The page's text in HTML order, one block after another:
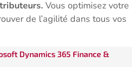
Vous optimisez votre
de l’agilité dans tous vos
Dynamics 365 Finance &